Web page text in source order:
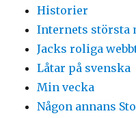
Historier
Internets största
Jacks roliga
Låtar på svenska
Min vecka
Någon annans